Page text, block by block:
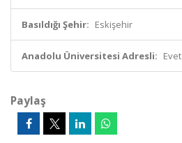
Basıldığı Şehir: Eskişehir
Anadolu Üniversitesi Adresli: Evet
Paylaş